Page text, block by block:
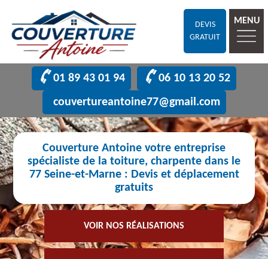
DEVIS
GRATUIT
MENU
01 89 43 01 94
06 10 13 20 52
couvertureantoine77@gmail.com
Couverture Antoine votre entreprise
spécialiste de la toiture, charpente dans le
77 Seine-et-Marne : Devis et déplacement
gratuits
VOIR NOS RÉALISATIONS